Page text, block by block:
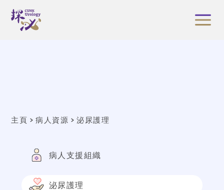
主頁 病人資源 泌尿護理
病人支援組織
泌尿護理